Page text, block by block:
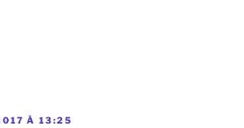
À 13:25